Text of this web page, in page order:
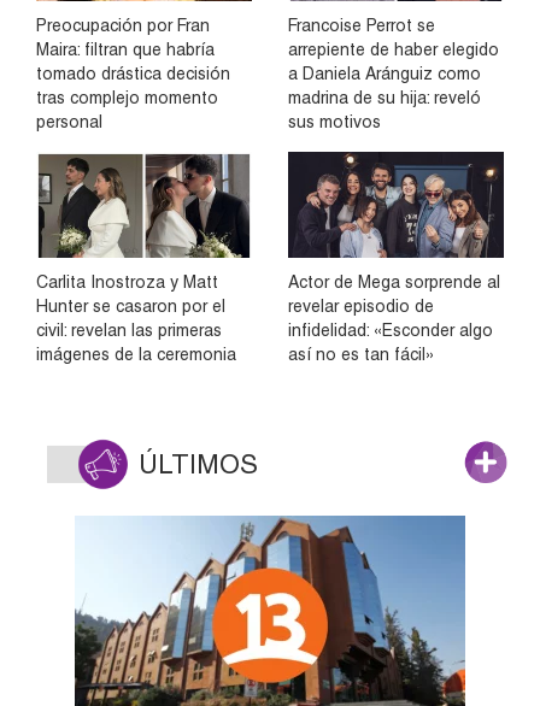
Preocupación por Fran
Maira: filtran que habría
tomado drástica decisión
tras complejo momento
personal
Francoise Perrot se
arrepiente de haber elegido
a Daniela Aránguiz como
madrina de su hija: reveló
sus motivos
Carlita Inostroza y Matt
Hunter se casaron por el
civil: revelan las primeras
imágenes de la ceremonia
Actor de Mega sorprende al
revelar episodio de
infidelidad: «Esconder algo
así no es tan fácil»
ÚLTIMOS